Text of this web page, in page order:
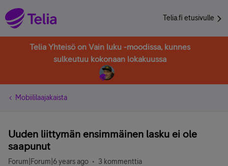
Telia.fi etusivulle
Telia Yhteisö on Vain luku -moodissa, kunnes
sulkeutuu kokonaan lokakuussa
Mobiililaajakaista
Uuden liittymän ensimmäinen lasku ei ole
saapunut
Forum|Forum|6 years ago 3 kommenttia